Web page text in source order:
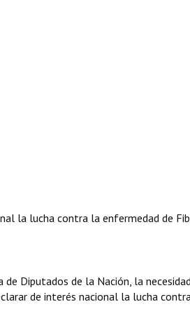
la lucha contra la enfermedad de
Diputados de la Nación, la
de interés nacional la lucha